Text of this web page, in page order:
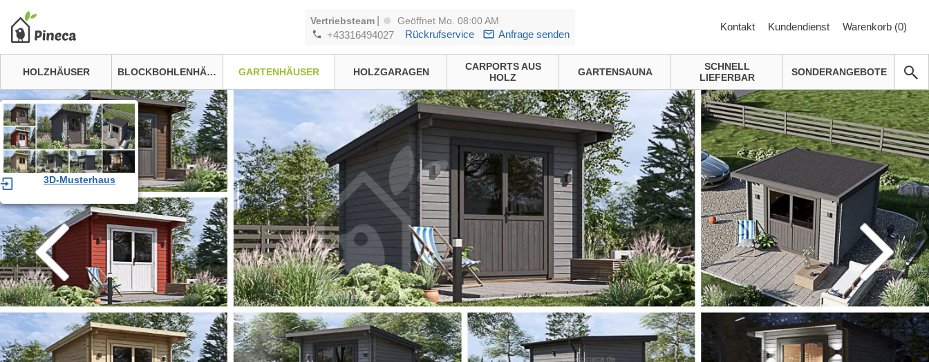
Vertriebsteam Geöffnet Mo. 08:00 AM
+43316494027 Rückrufservice Anfrage senden
Kontakt Kundendienst Warenkorb (0)
HOLZHÄUSER BLOCKBOHLENHÄUSER GARTENHÄUSER HOLZGARAGEN
CARPORTS AUS
HOLZ
GARTENSAUNA
SCHNELL
LIEFERBAR
SONDERANGEBOTE
3D-Musterhaus